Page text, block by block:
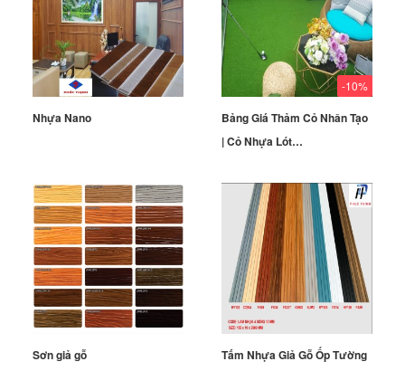
Nhựa Nano
-10%
Bảng Giá Thảm Cỏ Nhân Tạo
| Cỏ Nhựa Lót…
Sơn giả gỗ Tấm Nhựa Giả Gỗ Ốp Tường